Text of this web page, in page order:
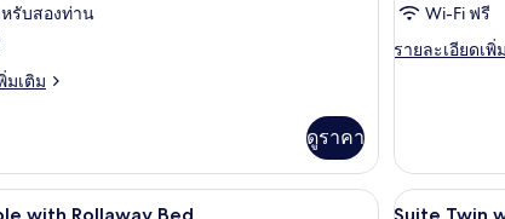
หรับสองท่าน
มเติม
ดูราคา
เซก
คิว
Bed)
Wi-Fi ฟรี
รายละเอียดเพิ่
ราย
กับ
ห้อง
เอ็ก
รภัยในห้องพัก เครื่องนอนระดับพรีเมียม, ผ้านวมขนเป็ด, มินิบาร์, ตู้นิ
with Rollaway Bed
เปิด
4
Suite Twin